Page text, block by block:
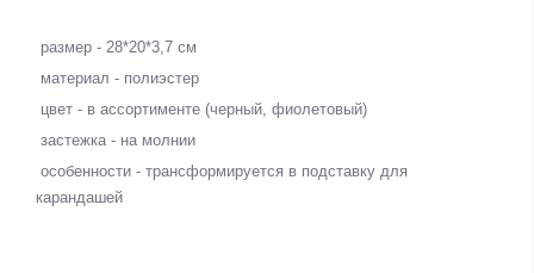
размер - 28*20*3,7 см
материал - полиэстер
цвет - в ассортименте (черный, фиолетовый)
застежка - на молнии
особенности - трансформируется в подставку для
карандашей